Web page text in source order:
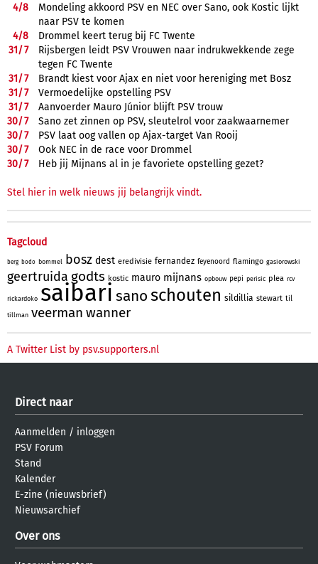
4/8
Mondeling akkoord PSV en NEC over Sano, ook Kostic lijkt
naar PSV te komen
4/8
Drommel keert terug bij FC Twente
31/7
Rijsbergen leidt PSV Vrouwen naar indrukwekkende zege
tegen FC Twente
31/7
Brandt kiest voor Ajax en niet voor hereniging met Bosz
31/7
Vermoedelijke opstelling PSV
31/7
Aanvoerder Mauro Júnior blijft PSV trouw
30/7
Sano zet zinnen op PSV, sleutelrol voor zaakwaarnemer
30/7
PSV laat oog vallen op Ajax-target Van Rooij
30/7
Ook NEC in de race voor Drommel
30/7 Heb jij Mijnans al in je favoriete opstelling gezet?
Stel hier in welk nieuws jij belangrijk vindt.
Tagcloud
berg bodo bommel bosz dest eredivisie fernandez feyenoord flamingo gasiorowski
geertruida godts kostic mauro mijnans opbouw pepi perisic plea rcv
rickardoko saibari sanoschouten sildillia stewart til
tillman veerman wanner
A Twitter List by psv.supporters.nl
Direct naar
Aanmelden / inloggen
PSV Forum
Stand
Kalender
E-zine (nieuwsbrief)
Nieuwsarchief
Over ons